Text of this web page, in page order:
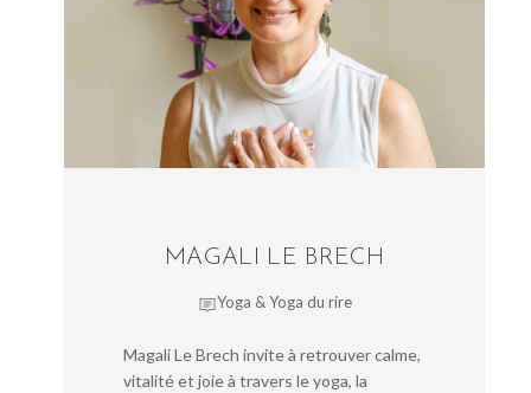
MAGALI LE BRECH
Yoga & Yoga du rire
Magali Le Brech invite à retrouver calme,
vitalité et joie à travers le yoga, la